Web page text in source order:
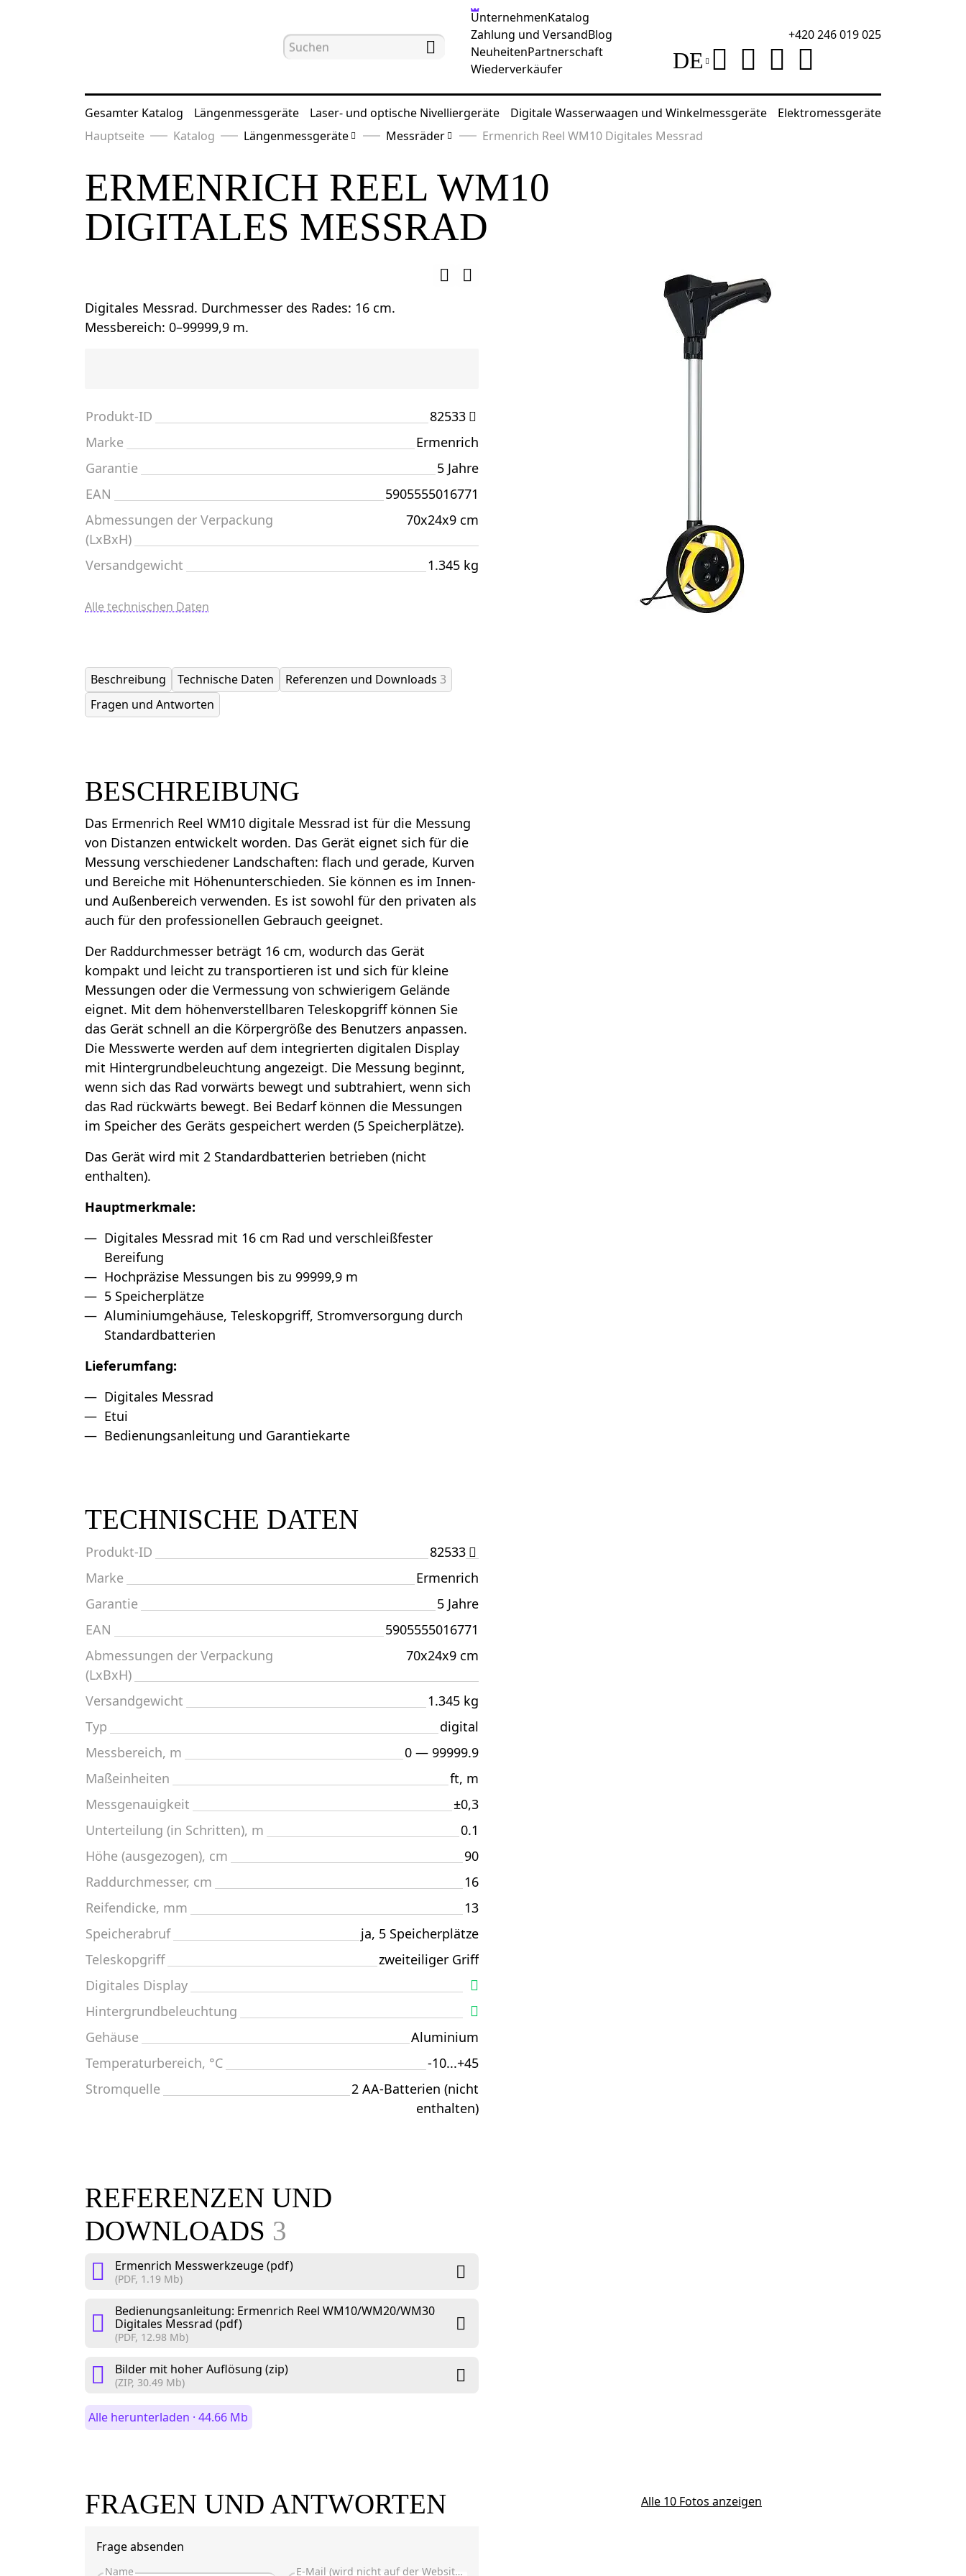
UnternehmenKatalog
Zahlung und VersandBlog
NeuheitenPartnerschaft
Wiederverkäufer
+420 246 019 025
DE
Gesamter Katalog Längenmessgeräte Laser- und optische Nivelliergeräte Digitale Wasserwaagen und Winkelmessgeräte
Elektromessgeräte
Hauptseite
Katalog Längenmessgeräte Messräder Ermenrich Reel WM10 Digitales Messrad
ERMENRICH REEL WM10
DIGITALES MESSRAD
Alle 10 Fotos anzeigen
Digitales Messrad. Durchmesser des Rades: 16 cm.
Messbereich: 0–99999,9 m.
Produkt-ID
82533
Marke
Ermenrich
Garantie
5 Jahre
EAN
5905555016771
Abmessungen der Verpackung
(LxBxH)
70x24x9 cm
Versandgewicht 1.345 kg
Alle technischen Daten
Beschreibung Technische Daten Referenzen und Downloads 3
Fragen und Antworten
BESCHREIBUNG
Das Ermenrich Reel WM10 digitale Messrad ist für die Messung
von Distanzen entwickelt worden. Das Gerät eignet sich für die
Messung verschiedener Landschaften: flach und gerade, Kurven
und Bereiche mit Höhenunterschieden. Sie können es im Innen-
und Außenbereich verwenden. Es ist sowohl für den privaten als
auch für den professionellen Gebrauch geeignet.
Der Raddurchmesser beträgt 16 cm, wodurch das Gerät
kompakt und leicht zu transportieren ist und sich für kleine
Messungen oder die Vermessung von schwierigem Gelände
eignet. Mit dem höhenverstellbaren Teleskopgriff können Sie
das Gerät schnell an die Körpergröße des Benutzers anpassen.
Die Messwerte werden auf dem integrierten digitalen Display
mit Hintergrundbeleuchtung angezeigt. Die Messung beginnt,
wenn sich das Rad vorwärts bewegt und subtrahiert, wenn sich
das Rad rückwärts bewegt. Bei Bedarf können die Messungen
im Speicher des Geräts gespeichert werden (5 Speicherplätze).
Das Gerät wird mit 2 Standardbatterien betrieben (nicht
enthalten).
Hauptmerkmale:
Digitales Messrad mit 16 cm Rad und verschleißfester
Bereifung
Hochpräzise Messungen bis zu 99999,9 m
5 Speicherplätze
Aluminiumgehäuse, Teleskopgriff, Stromversorgung durch
Standardbatterien
Lieferumfang:
Digitales Messrad
Etui
Bedienungsanleitung und Garantiekarte
TECHNISCHE DATEN
Produkt-ID
82533
Marke
Ermenrich
Garantie
5 Jahre
EAN
5905555016771
Abmessungen der Verpackung
(LxBxH)
70x24x9 cm
Versandgewicht
1.345 kg
Typ
digital
Messbereich, m
0 — 99999.9
Maßeinheiten
ft, m
Messgenauigkeit
±0,3
Unterteilung (in Schritten), m
0.1
Höhe (ausgezogen), cm
90
Raddurchmesser, cm
16
Reifendicke, mm
13
Speicherabruf
ja, 5 Speicherplätze
Teleskopgriff
zweiteiliger Griff
Digitales Display
Hintergrundbeleuchtung
Gehäuse
Aluminium
Temperaturbereich, °C
-10...+45
Stromquelle
2 AA-Batterien (nicht
enthalten)
REFERENZEN UND
DOWNLOADS 3
Ermenrich Messwerkzeuge (pdf)
(PDF, 1.19 Mb)
Bedienungsanleitung: Ermenrich Reel WM10/WM20/WM30
Digitales Messrad (pdf)
(PDF, 12.98 Mb)
Bilder mit hoher Auflösung (zip)
(ZIP, 30.49 Mb)
Alle herunterladen · 44.66 Mb
FRAGEN UND ANTWORTEN
Frage absenden